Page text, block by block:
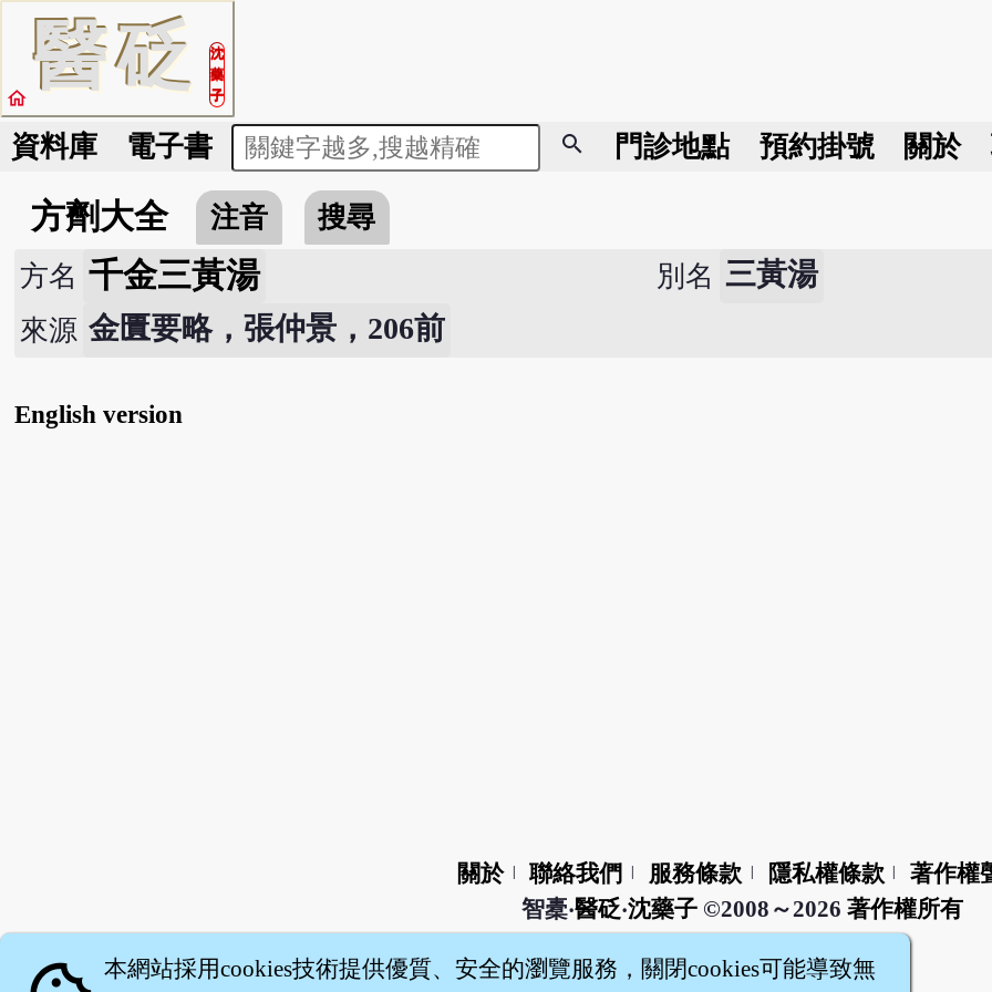
醫砭
沈
藥
子
home
資料庫 電子書 search 門診地點 預約掛號 關於
方劑大全 注音
搜尋
方名 千金三黃湯 別名 三黃湯
來源 金匱要略，張仲景，206前
English version
關於 聯絡我們 服務條款 隱私權條款
著作權
智橐‧醫砭‧沈藥子©2008～2026 著作權所有
本網站採用cookies技術提供優質、安全的瀏覽服務，關閉cookies可能導致無